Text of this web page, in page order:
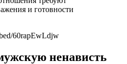
и готовности
60rapEwLdjw
ненависть